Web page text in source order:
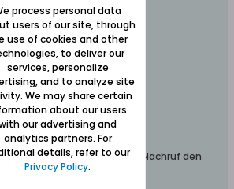
heim.
Frau Grange schrieb einen Nachruf den
übersetzte:
process personal data
users of our site, through
use of cookies and other
to deliver our
services, personalize
and to analyze site
We may share certain
about our users
our advertising and
analytics partners. For
details, refer to our
Privacy Policy.